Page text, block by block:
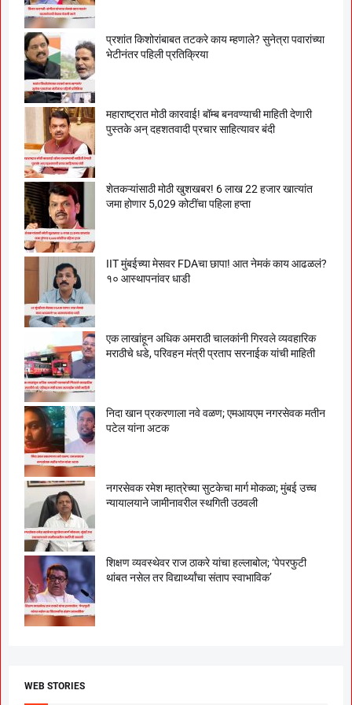
प्रशांत किशोरांबाबत तटकरे काय म्हणाले? सुनेत्रा पवारांच्या
भेटीनंतर पहिली प्रतिक्रिया
महाराष्ट्रात मोठी कारवाई! बॉम्ब बनवण्याची माहिती देणारी
पुस्तके अन् दहशतवादी प्रचार साहित्यावर बंदी
शेतकऱ्यांसाठी मोठी खुशखबर! 6 लाख 22 हजार खात्यांत
जमा होणार 5,029 कोटींचा पहिला हप्ता
IIT मुंबईच्या मेसवर FDAचा छापा! आत नेमकं काय आढळलं?
१० आस्थापनांवर धाडी
एक लाखांहून अधिक अमराठी चालकांनी गिरवले व्यवहारिक
मराठीचे धडे, परिवहन मंत्री प्रताप सरनाईक यांची माहिती
निदा खान प्रकरणाला नवे वळण; एमआयएम नगरसेवक मतीन
पटेल यांना अटक
नगरसेवक रमेश म्हात्रेच्या सुटकेचा मार्ग मोकळा; मुंबई उच्च
न्यायालयाने जामीनावरील स्थगिती उठवली
शिक्षण व्यवस्थेवर राज ठाकरे यांचा हल्लाबोल; ‘पेपरफुटी
थांबत नसेल तर विद्यार्थ्यांचा संताप स्वाभाविक’
WEB STORIES